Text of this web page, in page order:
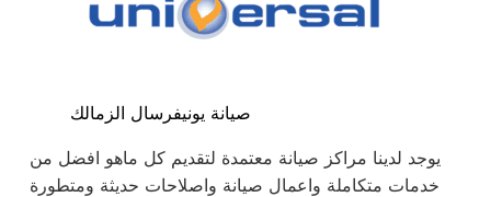
صيانة يونيفرسال الزمالك
يوجد لدينا مراكز صيانة معتمدة لتقديم كل ماهو افضل من
خدمات متكاملة واعمال صيانة واصلاحات حديثة ومتطورة